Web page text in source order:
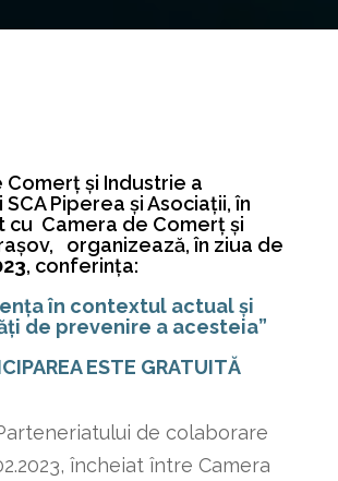
Comerț și Industrie a
SCA Piperea și Asociații, în
cu Camera de Comerț și
organizează, în ziua de
, conferința:
în contextul actual și
de prevenire a acesteia”
ESTE GRATUITĂ
de colaborare
încheiat între Camera